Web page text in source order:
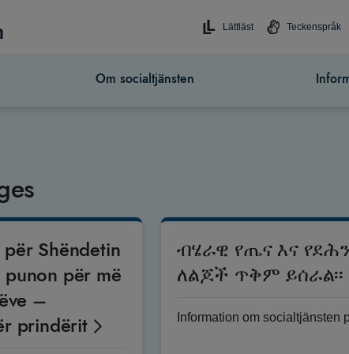
Lättläst Teckenspråk
Om socialtjänsten
Shëndetin
për më
–
prindërit
ብሄራዊ የጤና እና
ለልጆች ጥቅም ይሰራል፡፡
Information om socialtjänsten